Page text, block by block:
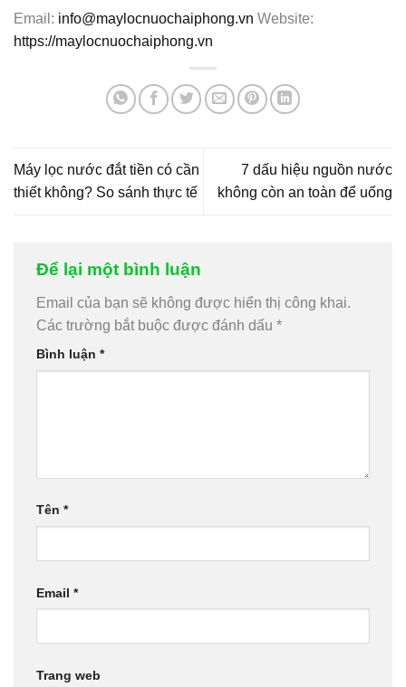
Email: info@maylocnuochaiphong.vn Website:
https://maylocnuochaiphong.vn
Máy lọc nước đắt tiền có cần
thiết không? So sánh thực tế
7 dấu hiệu nguồn nước
không còn an toàn để uống
Để lại một bình luận
Email của bạn sẽ không được hiển thị công khai.
Các trường bắt buộc được đánh dấu *
Bình luận *
Tên *
Email *
Trang web